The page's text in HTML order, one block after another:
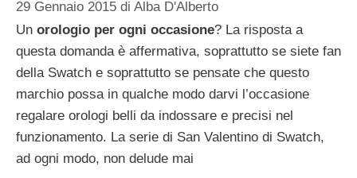
29 Gennaio 2015 di Alba D'Alberto
Un orologio per ogni occasione? La risposta a
questa domanda è affermativa, soprattutto se siete fan
della Swatch e soprattutto se pensate che questo
marchio possa in qualche modo darvi l’occasione
regalare orologi belli da indossare e precisi nel
funzionamento. La serie di San Valentino di Swatch,
ad ogni modo, non delude mai